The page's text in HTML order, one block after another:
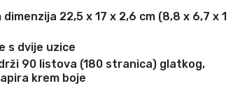
22,5 x 17 x 2,6 cm (8,8 x 6,7 x 1
s dvije uzice
90 listova (180 stranica) glatkog,
krem boje